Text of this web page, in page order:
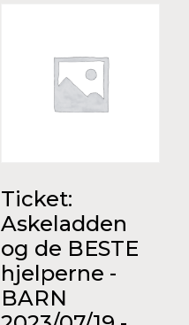
Ticket:
Askeladden
og de BESTE
hjelperne -
BARN